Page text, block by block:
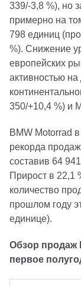
339/-3,8 %), но
примерно на
798 единиц
%). Снижение
европейских
активностью
350/+10,4 %) и
BMW Motorrad
рекорда
составив 64
Прирост в 22,1
количество
прошлом году
единице).
Обзор продаж
первое